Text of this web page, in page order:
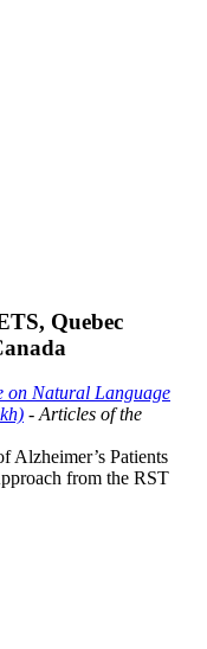
Quebec
on Natural Language
- Articles of the
Alzheimer’s Patients
from the RST